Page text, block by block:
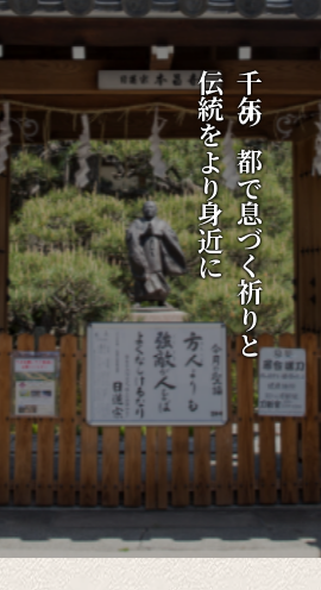
千年の都で息づく祈りと
伝統をより身近に